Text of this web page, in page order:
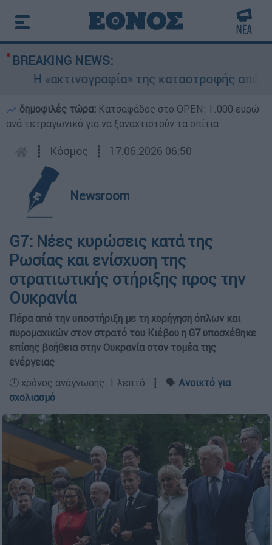
BREAKING NEWS:
Η «ακτινογραφία» της καταστροφής από τις
δημοφιλές τώρα: Κατσαφάδος στο OPEN: 1.000 ευρώ
ανά τετραγωνικό για να ξαναχτιστούν τα σπίτια
┋ Κόσμος ┋ 17.06.2026 06:50
Newsroom
G7: Νέες κυρώσεις κατά της
Ρωσίας και ενίσχυση της
στρατιωτικής στήριξης προς την
Ουκρανία
Πέρα από την υποστήριξη με τη χορήγηση όπλων και
πυρομαχικών στον στρατό του Κιέβου η G7 υποσχέθηκε
επίσης βοήθεια στην Ουκρανία στον τομέα της
ενέργειας
🕛 χρόνος ανάγνωσης: 1 λεπτό ┋ 🗣️ Ανοικτό για
σχολιασμό